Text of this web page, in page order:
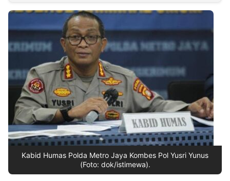
INDONESIA
Partner
Insight
NTB
Suara
Time
Lens
IDN
Daily
Jogja
Jalan
Rakyat
Idealita
News
Kita
Notice
Dinamikapost.com
Radar
Baru
Seedbacklink
Follow
Kabarbaru
Kabid Humas Polda Metro Jaya Kombes Pol Yusri Yunus
(Foto: dok/istimewa).